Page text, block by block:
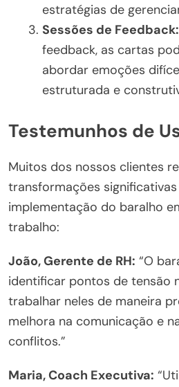
estratégias de
Sessões de Feedback:
feedback, as cartas
abordar emoções
estruturada e
Testemunhos de
Muitos dos nossos clientes
transformações
implementação do baralho
trabalho:
João, Gerente de RH: “O
identificar pontos de tensão
trabalhar neles de maneira
melhora na comunicação e
conflitos.”
Maria, Coach Executiva: